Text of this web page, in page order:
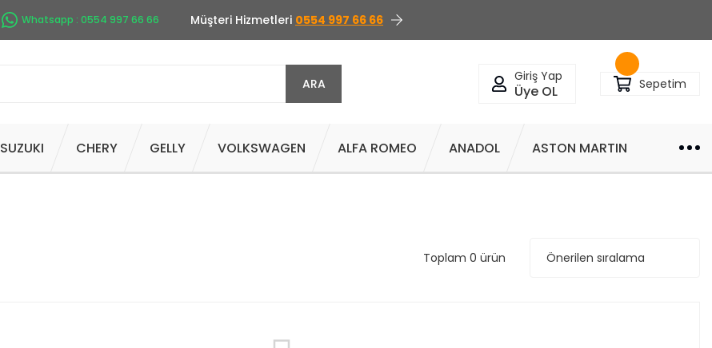
Whatsapp : 0554 997 66 66 Müşteri Hizmetleri 0554 997 66 66
ARA Giriş Yap
Üye OL Sepetim
SUZUKI CHERY GELLY VOLKSWAGEN ALFA ROMEO ANADOL ASTON MARTIN
Toplam 0 ürün